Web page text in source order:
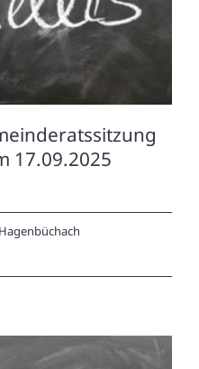
17.09.2025
Hagenbüchach